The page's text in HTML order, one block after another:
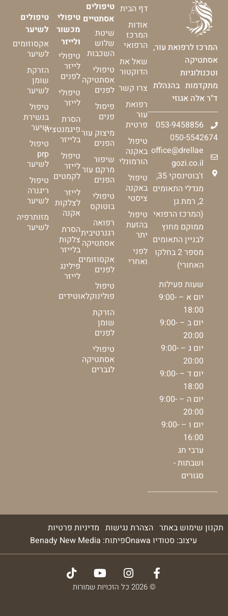
המרכז לרפואת עור,
אסתטיקה
וטכנולוגיות
מתקדמות בהנהלת
ד"ר אלה אגוזי
053-9458856
050-5542674
office@drellae
gozi.co.il
ז'בוטינסקי 35,
מגדלי התאומים
2, רמת גן
(המרכז הרפואי
ממוקם מחוץ
לבניין התאומים
מספר 2 בחלקו
האחורי)
שעות פעילות
יום א – 9:00-
18:00
יום ב – 9:00-
20:00
יום ג – 9:00-
20:00
יום ד – 9:00-
18:00
יום ה – 9:00-
20:00
יום ו – 9:00-
16:00
ערבי חג
ושבתות -
סגורים
דף הבית
אודות
המרכז
הרפואי
שאל את
הדוקטור
צרו קשר
רפואת
עור
פרטית
טיפול
באקנה
הורמונלי
טיפול
באקנה
ציסטי
טיפול
בהזעת
יתר
לפני
ואחרי
טיפולים
אסתטיים
שיטת
שלוש
השכבות
טיפולי
אסתטיקה
לפנים
פיסול
פנים
מיצוק עור
הפנים
שיפור
מרקם עור
הפנים
טיפולי
בוטוקס
רפואה
רגנרטיבית
אסתטיקה
אקסוזומים
לפנים
טיפול
פולינוקלאוטידים
הזרקת
שומן
לפנים
טיפולי
אסתטיקה
לגברים
טיפולי
מכשור
ולייזר
טיפולי
לייזר
לפנים
טיפולי
לייזר
הסרת
פיגמנטציה
בלייזר
טיפול
לייזר
לקמטים
לייזר
לצלקות
אקנה
הסרת
צלקות
בלייזר
פילינג
לייזר
טיפולים
לשיער
אקסוזומים
לשיער
הזרקת
שומן
לשיער
טיפול
בנשירת
שיער
טיפול
prp
לשיער
טיפול
ריגנרה
לשיער
מזותרפיה
לשיער
תקנון שימוש באתר הצהרת נגישות מדיניות פרטיות
עיצוב: סטודיו Onawa
פיתוח: Benady New Media
© 2026 כל הזכויות שמורות